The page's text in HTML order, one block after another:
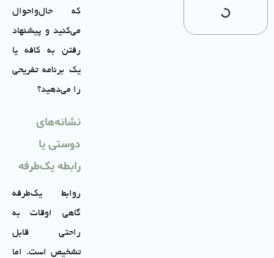
که حال‌واحوال
می‌کنید و پیشنهاد
رفتن به کافه یا
یک برنامه تفریحی
را می‌دهید؟
نشانه‌های
دوستی یا
رابطه یک‌طرفه
روابط یک‌طرفه
گاهی اوقات به
راحتی قابل
تشخیص است. اما